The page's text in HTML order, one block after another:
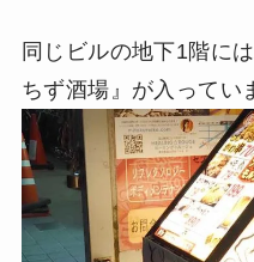
同じビルの地下1階に
ちず酒場』が入ってい